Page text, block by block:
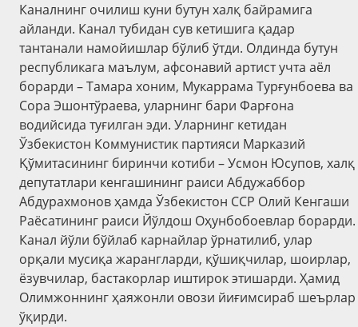
Каналнинг очилиш куни бутун халқ байрамига
айланди. Канал тубидан сув кетишига қадар
тантанали намойишлар бўлиб ўтди. Олдинда бутун
республикага маълум, афсонавий артист учта аёл
борарди – Тамара хоним, Мукаррама Турғунбоева ва
Сора Эшонтўраева, уларнинг бари Фарғона
водийсида туғилган эди. Уларнинг кетидан
Ўзбекистон Коммунистик партияси Марказий
Қўмитасининг биринчи котиби – Усмон Юсупов, халқ
депутатлари кенгашининг раиси Абдужаббор
Абдурахмонов ҳамда Ўзбекистон ССР Олий Кенгаши
Раёсатининг раиси Йўлдош Оҳунбобоевлар борарди.
Канал йўли бўйлаб карнайлар ўрнатилиб, улар
орқали мусиқа жарангларди, қўшиқчилар, шоирлар,
ёзувчилар, бастакорлар иштирок этишарди. Ҳамид
Олимжоннинг ҳаяжонли овози йиғимсираб шеърлар
ўқирди.